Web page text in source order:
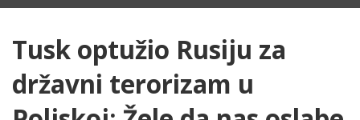
Tusk optužio Rusiju za
državni terorizam u